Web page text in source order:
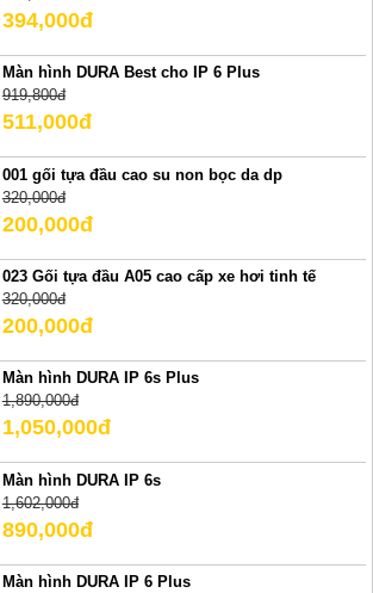
394,000đ
Màn hình DURA Best cho IP 6 Plus
919,800đ
511,000đ
001 gối tựa đầu cao su non bọc da dp
320,000đ
200,000đ
023 Gối tựa đầu A05 cao cấp xe hơi tinh tế
320,000đ
200,000đ
Màn hình DURA IP 6s Plus
1,890,000đ
1,050,000đ
Màn hình DURA IP 6s
1,602,000đ
890,000đ
Màn hình DURA IP 6 Plus